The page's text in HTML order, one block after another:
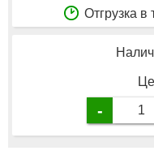
Отгрузка в
-